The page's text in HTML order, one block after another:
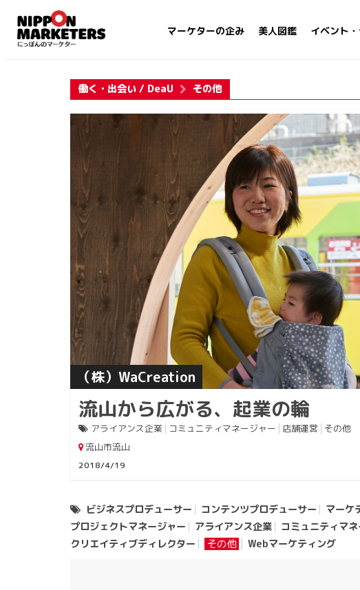
マーケターの企み 美人図鑑 イベント
働く・出会い / DeaU その他
（株）WaCreation
流山から広がる、起業の輪
アライアンス企業 コミュニティマネージャー 店舗運営
その他
流山市流山
2018/4/19
ビジネスプロデューサー コンテンツプロデューサー マーケ
プロジェクトマネージャー
アライアンス企業 コミュニティマ
クリエイティブディレクター
その他 Webマーケティング